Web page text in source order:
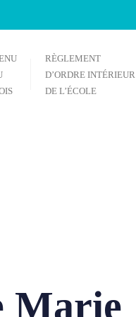
RÈGLEMENT
D’ORDRE INTÉRIEUR
DE L’ÉCOLE
Marie